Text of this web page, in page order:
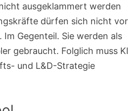
ausgeklammert werden
dürfen sich nicht vor
Im Gegenteil. Sie werden als
gebraucht. Folglich muss KI
und L&D-Strategie